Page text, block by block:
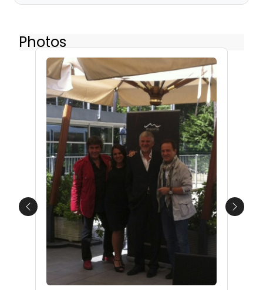
Photos
Previous Next